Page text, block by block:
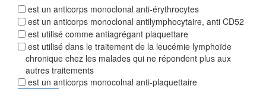
est un anticorps monoclonal anti-érythrocytes
est un anticorps monoclonal antilymphocytaire, anti CD52
est utilisé comme antiagrégant plaquettare
est utilisé dans le traitement de la leucémie lymphoïde
chronique chez les malades qui ne répondent plus aux
autres traitements
est un anticorps monocolnal anti-plaquettaire